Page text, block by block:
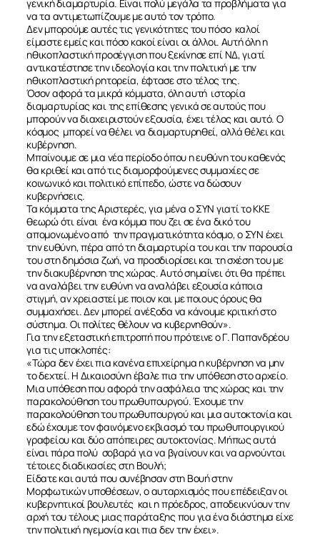
ΣΧΕΤΙΚΑ
ΝΕΑ
ΕΠΙΚΟΙΝΩΝΙΑ
γενική διαμαρτυρία. Είναι πολύ μεγάλα τα προβλήματα για
να τα αντιμετωπίζουμε με αυτό τον τρόπο.
Δεν μπορούμε αυτές τις γενικότητες του πόσο καλοί
είμαστε εμείς και πόσο κακοί είναι οι άλλοι. Αυτή όλη η
ηθικοπλαστική προσέγγιση που ξεκίνησε επί ΝΔ, γιατί
αντικατέστησε την ιδεολογία και την πολιτική με την
ηθικοπλαστική ρητορεία, έφτασε στο τέλος της.
Όσον αφορά τα μικρά κόμματα, όλη αυτή ιστορία
διαμαρτυρίας και της επίθεσης γενικά σε αυτούς που
μπορούν να διαχειριστούν εξουσία, έχει τέλος και αυτό. Ο
κόσμος μπορεί να θέλει να διαμαρτυρηθεί, αλλά θέλει και
κυβέρνηση.
Μπαίνουμε σε μια νέα περίοδο όπου η ευθύνη του καθενός
θα κριθεί και από τις διαμορφούμενες συμμαχίες σε
κοινωνικό και πολιτικό επίπεδο, ώστε να δώσουν
κυβερνήσεις.
Τα κόμματα της Αριστερές, για μένα ο ΣΥΝ γιατί το ΚΚΕ
θεωρώ ότι είναι ένα κόμμα που ζει σε ένα δικό του
απομονωμένο από την πραγματικότητα κόσμο, ο ΣΥΝ έχει
την ευθύνη, πέρα από τη διαμαρτυρία του και την παρουσία
του στη δημόσια ζωή, να προσδιορίσει και τη σχέση του με
την διακυβέρνηση της χώρας. Αυτό σημαίνει ότι θα πρέπει
να αναλάβει την ευθύνη να αναλάβει εξουσία κάποια
στιγμή, αν χρειαστεί με ποιον και με ποιους όρους θα
συμμαχήσει. Δεν μπορεί ανέξοδα να κάνουμε κριτική στο
σύστημα. Οι πολίτες θέλουν να κυβερνηθούν».
Για την εξεταστική επιτροπή που πρότεινε ο Γ. Παπανδρέου
για τις υποκλοπές:
«Τώρα δεν έχει πια κανένα επιχείρημα η κυβέρνηση να μην
το δεχτεί. Η Δικαιοσύνη έβαλε πια την υπόθεση στο αρχείο.
Μια υπόθεση που αφορά την ασφάλεια της χώρας και την
παρακολούθηση του πρωθυπουργού. Έχουμε την
παρακολούθηση του πρωθυπουργού και μια αυτοκτονία και
εδώ έχουμε τον φαινόμενο εκβιασμό του πρωθυπουργικού
γραφείου και δύο απόπειρες αυτοκτονίας. Μήπως αυτά
είναι πάρα πολύ σοβαρά για να βγαίνουν και να αρνούνται
τέτοιες διαδικασίες στη Βουλή;
Είδατε και αυτά που συνέβησαν στη Βουή στην
Μορφωτικών υποθέσεων, ο αυταρχισμός που επέδειξαν οι
κυβερνητικοί βουλευτές και η πρόεδρος, αποδεικνύουν την
αρχή του τέλους μιας παράταξης που για ένα διάστημα είχε
την πολιτική ηγεμονία και πια δεν την έχει».